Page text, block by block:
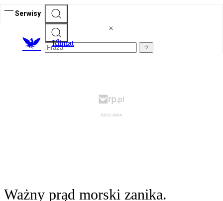
Serwisy
Klimat
Ważny prąd morski zanika.